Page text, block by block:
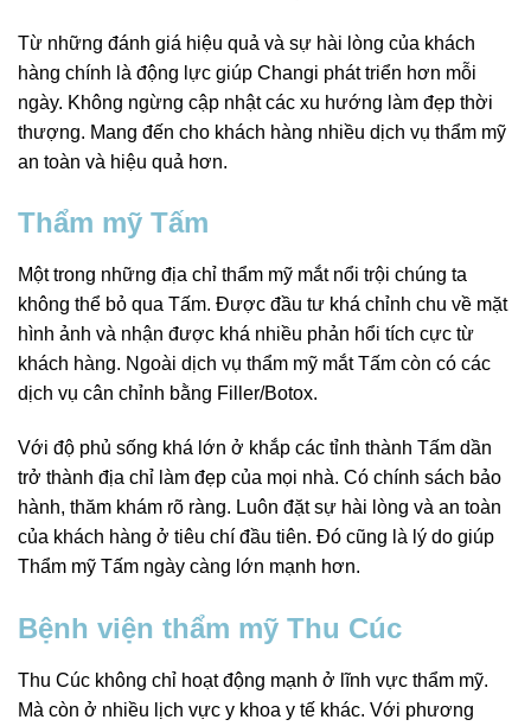
Từ những đánh giá hiệu quả và sự hài lòng của khách
hàng chính là động lực giúp Changi phát triển hơn mỗi
ngày. Không ngừng cập nhật các xu hướng làm đẹp thời
thượng. Mang đến cho khách hàng nhiều dịch vụ thẩm mỹ
an toàn và hiệu quả hơn.
Thẩm mỹ Tấm
Một trong những địa chỉ thẩm mỹ mắt nổi trội chúng ta
không thể bỏ qua Tấm. Được đầu tư khá chỉnh chu về mặt
hình ảnh và nhận được khá nhiều phản hổi tích cực từ
khách hàng. Ngoài dịch vụ thẩm mỹ mắt Tấm còn có các
dịch vụ cân chỉnh bằng Filler/Botox.
Với độ phủ sống khá lớn ở khắp các tỉnh thành Tấm dần
trở thành địa chỉ làm đẹp của mọi nhà. Có chính sách bảo
hành, thăm khám rõ ràng. Luôn đặt sự hài lòng và an toàn
của khách hàng ở tiêu chí đầu tiên. Đó cũng là lý do giúp
Thẩm mỹ Tấm ngày càng lớn mạnh hơn.
Bệnh viện thẩm mỹ Thu Cúc
Thu Cúc không chỉ hoạt động mạnh ở lĩnh vực thẩm mỹ.
Mà còn ở nhiều lịch vực y khoa y tế khác. Với phương